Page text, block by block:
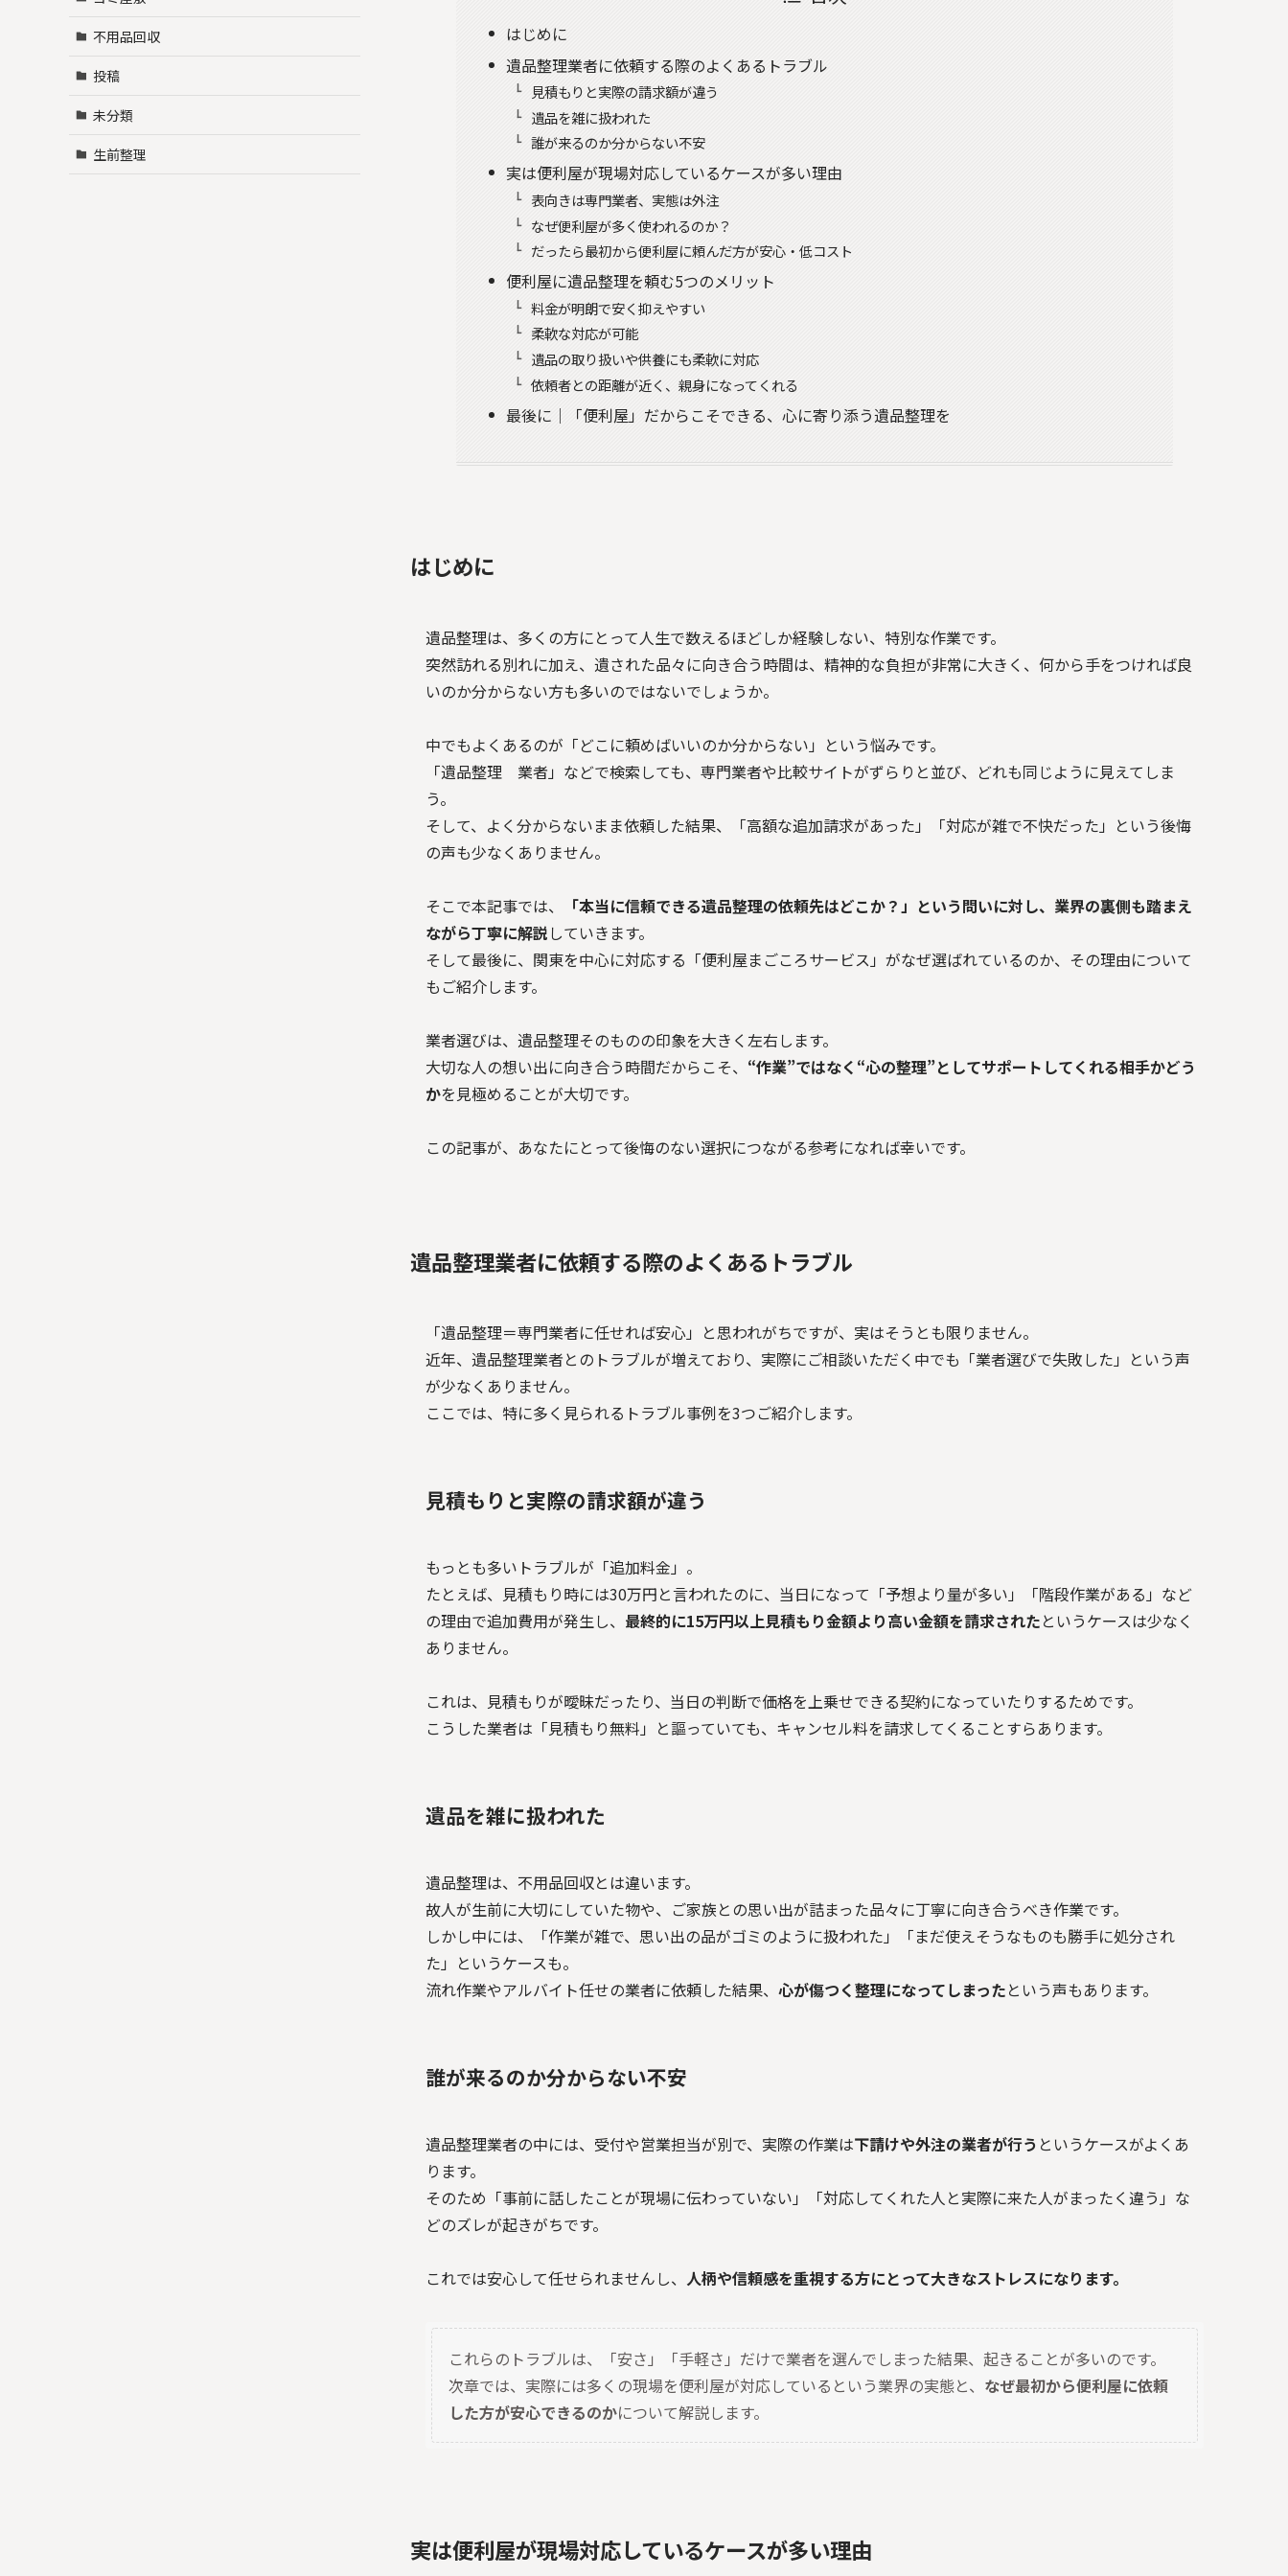
はじめに
遺品整理業者に依頼する際のよくあるトラブル
見積もりと実際の請求額が違う
遺品を雑に扱われた
誰が来るのか分からない不安
実は便利屋が現場対応しているケースが多い理由
表向きは専門業者、実態は外注
なぜ便利屋が多く使われるのか？
だったら最初から便利屋に頼んだ方が安心・低コスト
便利屋に遺品整理を頼む5つのメリット
料金が明朗で安く抑えやすい
柔軟な対応が可能
遺品の取り扱いや供養にも柔軟に対応
依頼者との距離が近く、親身になってくれる
最後に｜「便利屋」だからこそできる、心に寄り添う遺品整理を
はじめに
遺品整理は、多くの方にとって人生で数えるほどしか経験しない、特別な作業です。
突然訪れる別れに加え、遺された品々に向き合う時間は、精神的な負担が非常に大きく、何から手をつければ良
いのか分からない方も多いのではないでしょうか。
中でもよくあるのが「どこに頼めばいいのか分からない」という悩みです。
「遺品整理 業者」などで検索しても、専門業者や比較サイトがずらりと並び、どれも同じように見えてしま
う。
そして、よく分からないまま依頼した結果、「高額な追加請求があった」「対応が雑で不快だった」という後悔
の声も少なくありません。
そこで本記事では、
「本当に信頼できる遺品整理の依頼先はどこか？」という問いに対し、業界の裏側も踏まえ
ながら丁寧に解説していきます。
そして最後に、関東を中心に対応する「便利屋まごころサービス」がなぜ選ばれているのか、その理由について
もご紹介します。
業者選びは、遺品整理そのものの印象を大きく左右します。
大切な人の想い出に向き合う時間だからこそ、 “作業”ではなく“心の整理”としてサポートしてくれる相手かどう
かを見極めることが大切です。
この記事が、あなたにとって後悔のない選択につながる参考になれば幸いです。
遺品整理業者に依頼する際のよくあるトラブル
「遺品整理＝専門業者に任せれば安心」と思われがちですが、実はそうとも限りません。
近年、遺品整理業者とのトラブルが増えており、実際にご相談いただく中でも「業者選びで失敗した」という声
が少なくありません。
ここでは、特に多く見られるトラブル事例を3つご紹介します。
見積もりと実際の請求額が違う
もっとも多いトラブルが「追加料金」。
たとえば、見積もり時には30万円と言われたのに、当日になって「予想より量が多い」「階段作業がある」など
の理由で追加費用が発生し、 最終的に15万円以上見積もり金額より高い金額を請求されたというケースは少なく
ありません。
これは、見積もりが曖昧だったり、当日の判断で価格を上乗せできる契約になっていたりするためです。
こうした業者は「見積もり無料」と謳っていても、キャンセル料を請求してくることすらあります。
遺品を雑に扱われた
遺品整理は、不用品回収とは違います。
故人が生前に大切にしていた物や、ご家族との思い出が詰まった品々に丁寧に向き合うべき作業です。
しかし中には、「作業が雑で、思い出の品がゴミのように扱われた」「まだ使えそうなものも勝手に処分され
た」というケースも。
流れ作業やアルバイト任せの業者に依頼した結果、 心が傷つく整理になってしまったという声もあります。
誰が来るのか分からない不安
遺品整理業者の中には、受付や営業担当が別で、実際の作業は下請けや外注の業者が行う というケースがよくあ
ります。
そのため「事前に話したことが現場に伝わっていない」「対応してくれた人と実際に来た人がまったく違う」な
どのズレが起きがちです。
これでは安心して任せられませんし、 人柄や信頼感を重視する方にとって大きなストレスになります。
これらのトラブルは、「安さ」「手軽さ」だけで業者を選んでしまった結果、起きることが多いのです。
次章では、実際には多くの現場を便利屋が対応しているという業界の実態と、 なぜ最初から便利屋に依頼
した方が安心できるのかについて解説します。
実は便利屋が現場対応しているケースが多い理由
不用品回収
投稿
未分類
生前整理